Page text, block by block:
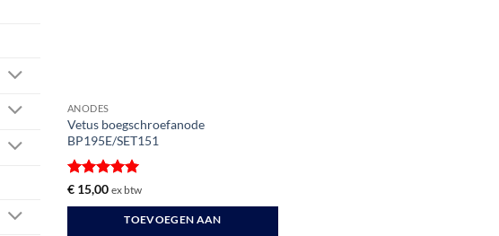
ANODES
Vetus boegschroefanode
BP195E/SET151
Gewaardeerd
€15,00 ex btw
TOEVOEGEN AAN